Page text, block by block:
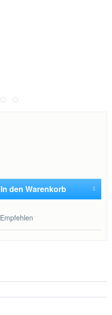
In den Warenkorb
Empfehlen